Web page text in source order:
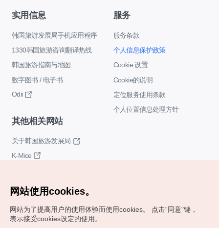
实用信息
韩国旅游发展局手机应用程序
1330韩国旅游咨询翻译热线
韩国旅游指南与地图
数字图书 / 电子书
Odii
服务
服务条款
个人信息保护政策
Cookie 设置
Cookie的说明
定位服务使用条款
个人位置信息处理方针
其他相关网站
关于韩国旅游发展局
K-Mice
网站使用cookies。
网站为了提高用户的使用体验而使用cookies。
点击“同意"键，
表示接受cookies设定的使用。